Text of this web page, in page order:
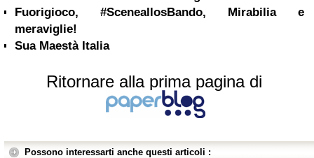
Fuorigioco, #SceneallosBando, Mirabilia e
meraviglie!
Sua Maestà Italia
Ritornare alla prima pagina di
Possono interessarti anche questi articoli :